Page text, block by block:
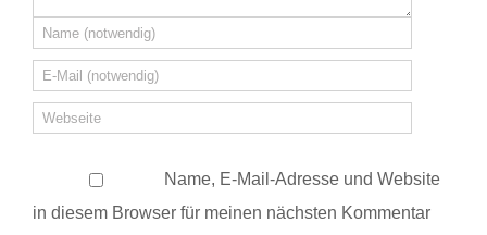
Name, E-Mail-Adresse und Website
in diesem Browser für meinen nächsten Kommentar